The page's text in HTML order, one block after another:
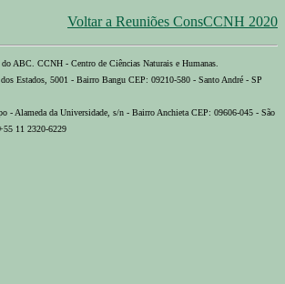
Voltar a Reuniões ConsCCNH 2020
ABC. CCNH - Centro de Ciências Naturais e Humanas.
Estados, 5001 - Bairro Bangu CEP: 09210-580 - Santo André - SP
- Alameda da Universidade, s/n - Bairro Anchieta CEP: 09606-045 - São
11 2320-6229